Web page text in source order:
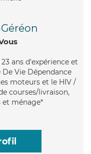
ans d'expérience et
Vie Dépendance
moteurs et le HIV /
courses/livraison,
et ménage*